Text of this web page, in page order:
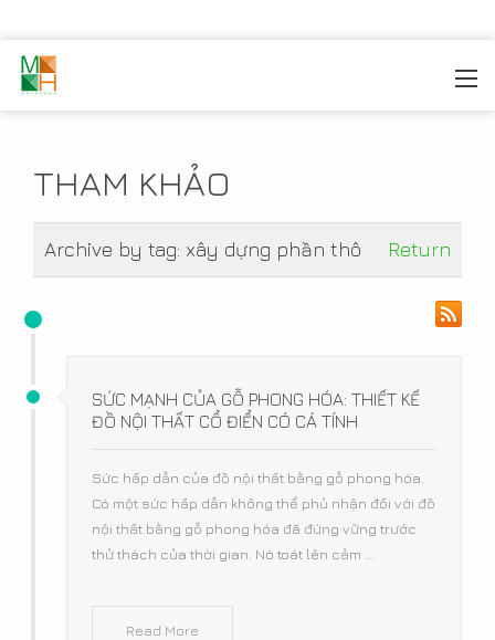
THAM KHẢO
Archive by tag: xây dựng phần thô Return
SỨC MẠNH CỦA GỖ PHONG HÓA: THIẾT KẾ
ĐỒ NỘI THẤT CỔ ĐIỂN CÓ CÁ TÍNH
Sức hấp dẫn của đồ nội thất bằng gỗ phong hóa.
Có một sức hấp dẫn không thể phủ nhận đối với đồ
nội thất bằng gỗ phong hóa đã đứng vững trước
thử thách của thời gian. Nó toát lên cảm ...
Read More